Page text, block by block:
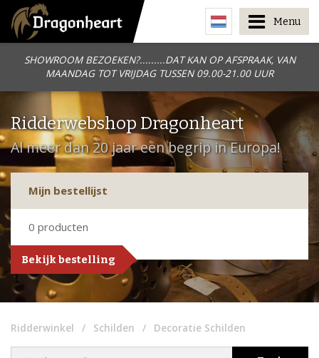
SHOWROOM BEZOEKEN?.........DAT KAN OP AFSPRAAK, VAN
MAANDAG TOT VRIJDAG TUSSEN 09.00-21.00 UUR
Menu
Ridderwebshop Dragonheart
Al meer dan 20 jaar een begrip in Europa!
Mijn bestellijst
0 producten
Bekijk bestelling
Ridderwinkel Schilden Decoratie Schilden